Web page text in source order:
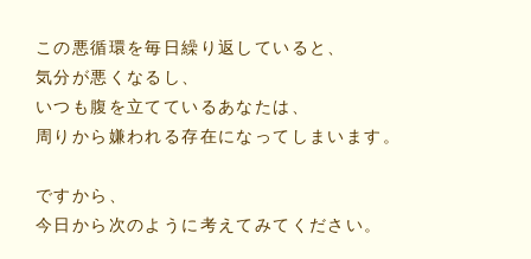
この悪循環を毎日繰り返していると、
気分が悪くなるし、
いつも腹を立てているあなたは、
周りから嫌われる存在になってしまいます。
ですから、
今日から次のように考えてみてください。